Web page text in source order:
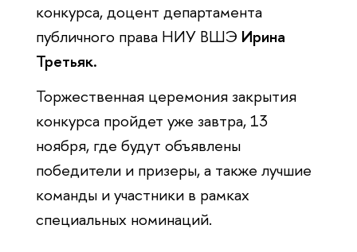
конкурса, доцент департамента
публичного права НИУ ВШЭ Ирина
Третьяк.
Торжественная церемония закрытия
конкурса пройдет уже завтра, 13
ноября, где будут объявлены
победители и призеры, а также лучшие
команды и участники в рамках
специальных номинаций.